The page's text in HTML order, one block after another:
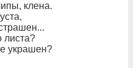
клена.
листа?
украшен?